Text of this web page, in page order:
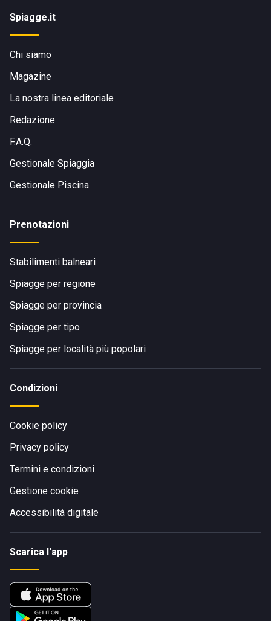
Spiagge.it
Chi siamo
Magazine
La nostra linea editoriale
Redazione
F.A.Q.
Gestionale Spiaggia
Gestionale Piscina
Prenotazioni
Stabilimenti balneari
Spiagge per regione
Spiagge per provincia
Spiagge per tipo
Spiagge per località più popolari
Condizioni
Cookie policy
Privacy policy
Termini e condizioni
Gestione cookie
Accessibilità digitale
Scarica l'app